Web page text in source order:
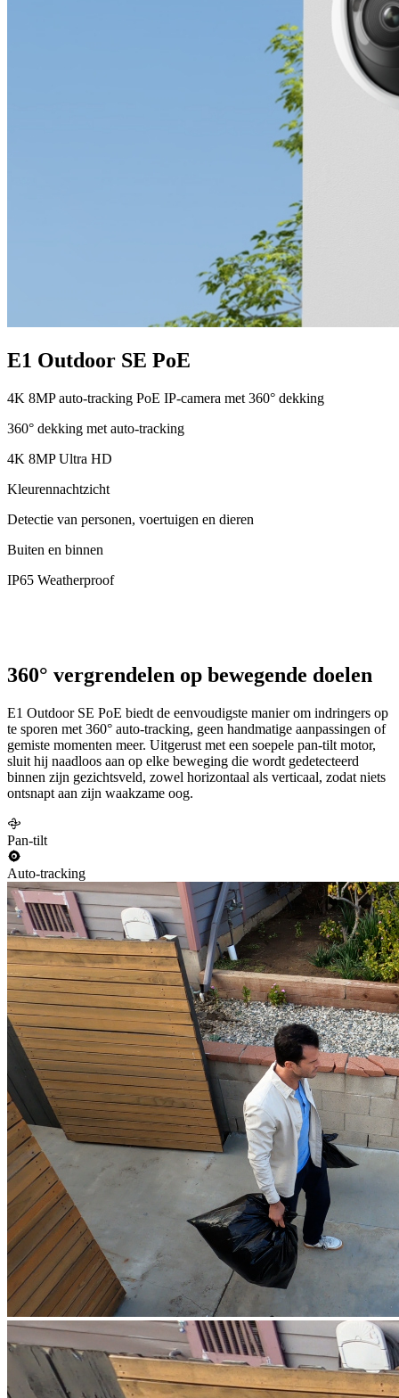
E1 Outdoor SE PoE
4K 8MP auto-tracking PoE IP-camera met 360° dekking
360° dekking met auto-tracking
4K 8MP Ultra HD
Kleurennachtzicht
Detectie van personen, voertuigen en dieren
Buiten en binnen
IP65 Weatherproof
360° vergrendelen op bewegende doelen
E1 Outdoor SE PoE biedt de eenvoudigste manier om indringers op
te sporen met 360° auto-tracking, geen handmatige aanpassingen of
gemiste momenten meer. Uitgerust met een soepele pan-tilt motor,
sluit hij naadloos aan op elke beweging die wordt gedetecteerd
binnen zijn gezichtsveld, zowel horizontaal als verticaal, zodat niets
ontsnapt aan zijn waakzame oog.
Pan-tilt
Auto-tracking